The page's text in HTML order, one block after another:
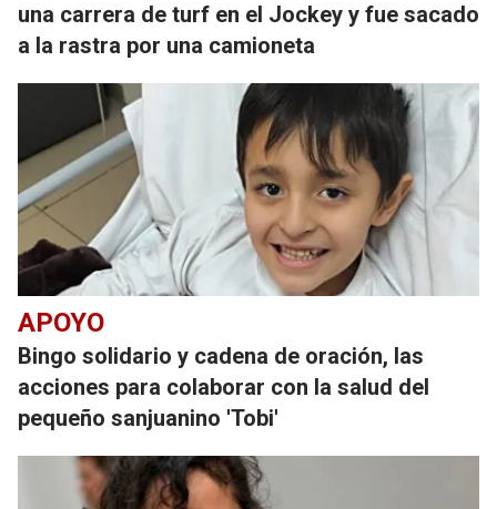
una carrera de turf en el Jockey y fue sacado
a la rastra por una camioneta
APOYO
Bingo solidario y cadena de oración, las
acciones para colaborar con la salud del
pequeño sanjuanino 'Tobi'